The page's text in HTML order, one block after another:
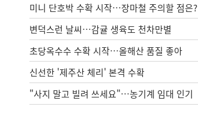
미니 단호박 수확 시작…장마철 주의할 점은?
변덕스런 날씨…감귤 생육도 천차만별
초당옥수수 수확 시작…올해산 품질 좋아
신선한 '제주산 체리' 본격 수확
"사지 말고 빌려 쓰세요"…농기계 임대 인기